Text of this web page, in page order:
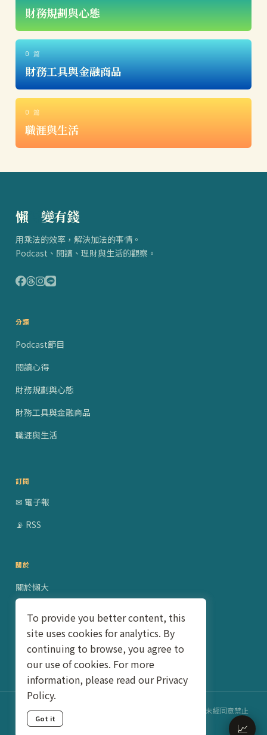
財務規劃與心態
0 篇
財務工具與金融商品
0 篇
職涯與生活
懶得 變有錢
用乘法的效率，解決加法的事情。
Podcast、閱讀、理財與生活的觀察。
分類
Podcast節目
閱讀心得
財務規劃與心態
財務工具與金融商品
職涯與生活
訂閱
✉ 電子報
📡 RSS
關於
關於懶大
隱私權政策
聯絡我
©2018–2026 懶得變有錢 · Lazy to be Rich · 本網站文章未經同意禁止
轉載
To provide you better content, this
site uses cookies for analytics. By
continuing to browse, you agree to
our use of cookies. For more
information, please read our Privacy
Policy.
Got it
📈